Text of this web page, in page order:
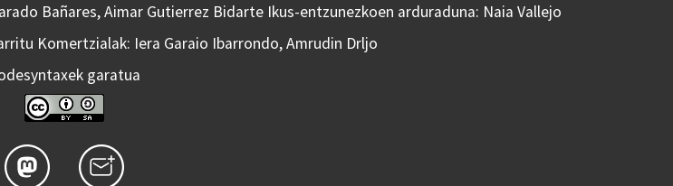
Bañares, Aimar Gutierrez Bidarte Ikus-entzunezkoen arduraduna: Naia Vallejo
Komertzialak: Iera Garaio Ibarrondo, Amrudin Drljo
garatua